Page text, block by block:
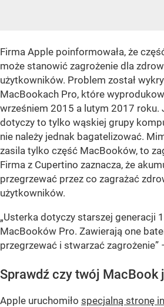
Firma Apple poinformowała, że
może stanowić zagrożenie dla
użytkowników. Problem został
MacBookach Pro, które
wrześniem 2015 a lutym 2017 roku.
dotyczy to tylko wąskiej grupy
nie należy jednak bagatelizować.
zasila tylko część MacBooków, to
Firma z Cupertino zaznacza, że
przegrzewać przez co zagrażać
użytkowników.
„Usterka dotyczy starszej generacji
MacBooków Pro. Zawierają one
przegrzewać i stwarzać zagrożenie”
Sprawdź czy twój MacBook
Apple uruchomiło specjalną stronę